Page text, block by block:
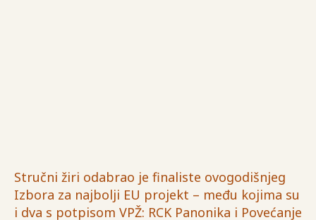
Stručni žiri odabrao je finaliste ovogodišnjeg
Izbora za najbolji EU projekt – među kojima su
i dva s potpisom VPŽ: RCK Panonika i Povećanje